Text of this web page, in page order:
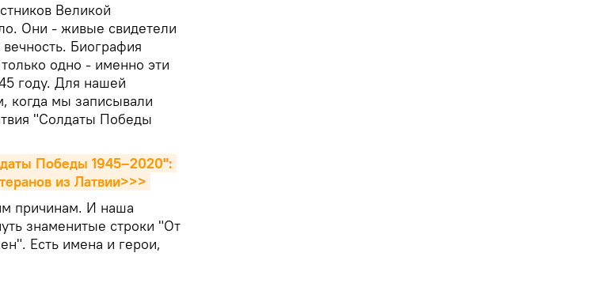
Великой
Они - живые свидетели
Биография
одно - именно эти
году. Для нашей
когда мы записывали
"Солдаты Победы
Победы 1945–2020":
из Латвии>>>
причинам. И наша
знаменитые строки "От
Есть имена и герои,